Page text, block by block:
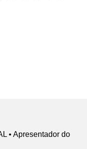
• Apresentador do